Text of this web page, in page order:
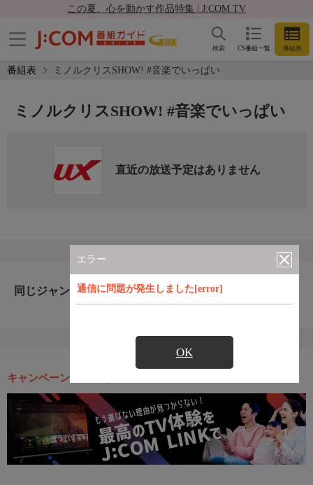
この夏、心を動かす作品特集 | J:COM TV
CS番組一覧 番組表
検索
番組表 ミノルクリスSHOW! #音楽でいっぱい
エラー
通信に問題が発生しました[error]
OK
ミノルクリスSHOW! #音楽でいっぱい
直近の放送予定はありません
同じジャンルのおすすめ番組
キャンペーン・お得な情報